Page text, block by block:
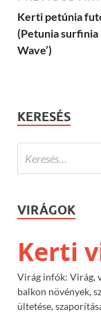
Kerti petúnia
(Petunia surfinia
Wave’)
KERESÉS
VIRÁGOK
Kerti
Virág infók: Virág,
balkon növények,
ültetése,